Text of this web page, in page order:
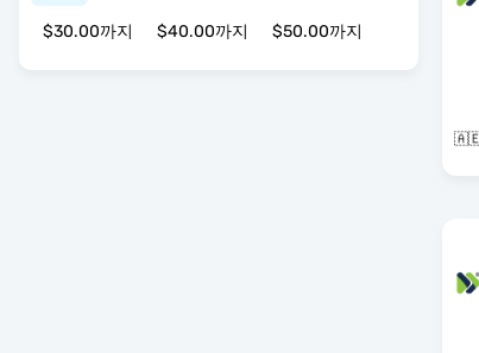
$30.00까지 $40.00까지 $50.00까지